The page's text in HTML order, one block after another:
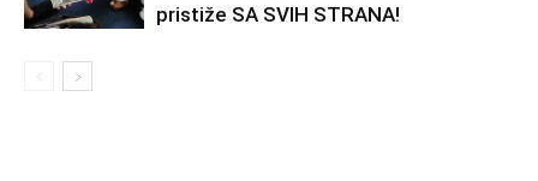
pristiže SA SVIH STRANA!